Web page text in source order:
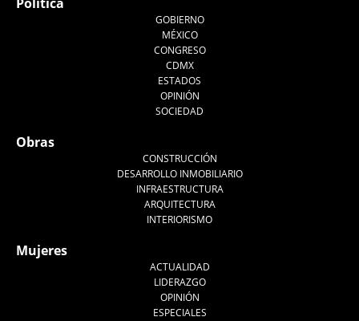
GOBIERNO
MÉXICO
CONGRESO
CDMX
ESTADOS
OPINIÓN
SOCIEDAD
Obras
CONSTRUCCIÓN
DESARROLLO INMOBILIARIO
INFRAESTRUCTURA
ARQUITECTURA
INTERIORISMO
Mujeres
ACTUALIDAD
LIDERAZGO
OPINIÓN
ESPECIALES